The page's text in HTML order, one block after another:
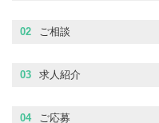
02 ご相談
03 求人紹介
04 ご応募